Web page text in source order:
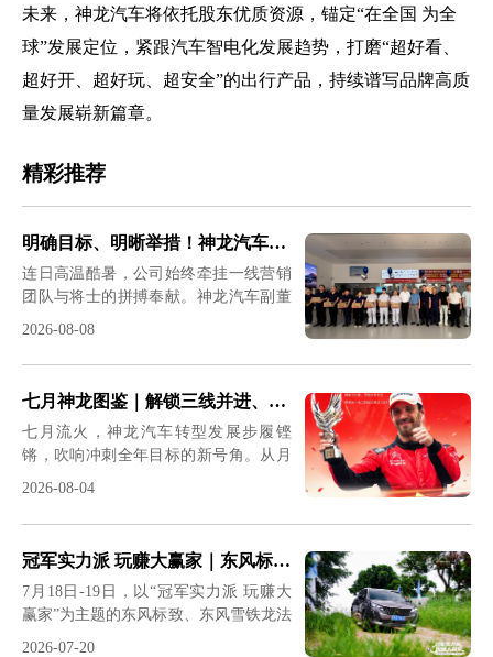
未来，神龙汽车将依托股东优质资源，锚定“在全国 为全
球”发展定位，紧跟汽车智电化发展趋势，打磨“超好看、
超好开、超好玩、超安全”的出行产品，持续谱写品牌高质
量发展崭新篇章。
精彩推荐
明确目标、明晰举措！神龙汽车领导班子与一线共战
连日高温酷暑，公司始终牵挂一线营销
团队与将士的拼搏奉献。神龙汽车副董
兴分赴全国重点区域开展高温慰问，并
深入终端一线开展调研。在为一线营销
将士送去高温关怀的同时，围绕月度目
标与营销举措深入研讨，凝聚攻坚共
识，为打赢2026转型关键年攻坚战注入
强劲动力。&nbsp;神龙汽车副董事长、
场，先后来到潍坊鑫华厦、德州元盛鑫
喜、济南志和永茂等区域网点，看望慰
问高温下坚守岗位的网点一线销售和售
后员工，并就DFSW营销战
2026-08-08
七月神龙图鉴｜解锁三线并进、稳步突围的奋进惊喜
七月流火，神龙汽车转型发展步履铿
锵，吹响冲刺全年目标的新号角。从月
初营销冲锋到年中战略定调；从赛场荣
——这个7月，神龙汽车以战略定力、
市场战力、品牌温度三条主线，按下
了“神龙复兴三年行动”的加速键。
&nbsp;7月1日｜冲锋号吹响&nbsp;营销
宣贯会拉开下半年序幕7月首日，公司
营销总部召开7月营销策略与商务行动
2026-08-04
冠军实力派 玩赚大赢家｜东风标致、东风雪铁龙法系驾控体验营燃动六城
7月18日-19日，以“冠军实力派 玩赚大
赢家”为主题的东风标致、东风雪铁龙法
2026-07-20